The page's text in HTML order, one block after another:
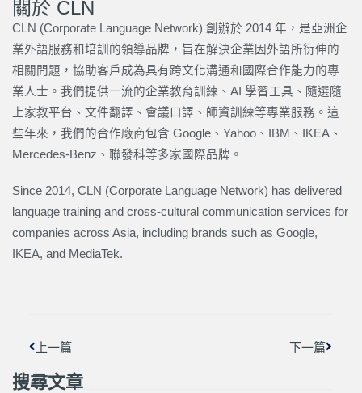
關於 CLN
CLN (Corporate Language Network) 創辦於 2014 年，是亞洲企
業外語服務和培訓的領導品牌，旨在解決企業因外語所衍伸的
相關問題，協助客戶成為具有跨文化溝通和國際合作能力的專
業人士。我們提供一流的企業教育訓練、AI 學習工具、隨選隨
上家教平台、文件翻譯、會議口譯、師資訓練等專業服務。這
些年來，我們的合作廠商包含 Google、Yahoo、IBM、IKEA、
Mercedes-Benz、聯發科等多家國際品牌。
Since 2014, CLN (Corporate Language Network) has delivered
language training and cross-cultural communication services for
companies across Asia, including brands such as Google,
IKEA, and MediaTek.
上一篇 下一篇
搜尋文章